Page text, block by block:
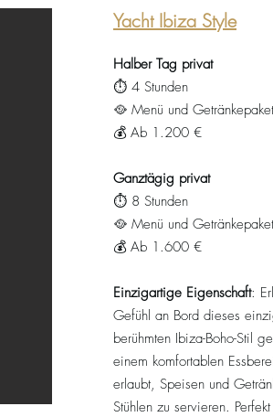
Yacht Ibiza Style
Halber Tag privat
⏱️ 4 Stunden
🥘 Menü und
💰 Ab 1.200 €
Ganztägig privat
⏱️ 8 Stunden
🥘 Menü und
💰 Ab 1.600 €
Einzigartige Eigenschaft:
Gefühl an Bord dieses
berühmten Ibiza-Boho-Stil
einem komfortablen
erlaubt, Speisen und
Stühlen zu servieren.